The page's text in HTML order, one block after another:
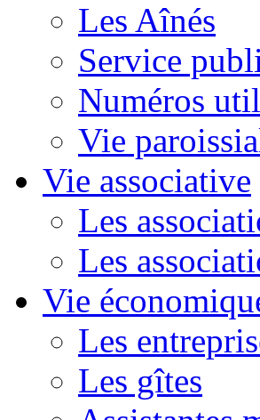
Les Aînés
Service
Numéros
Vie
Vie associative
Les
Les
Vie
Les
Les gîtes